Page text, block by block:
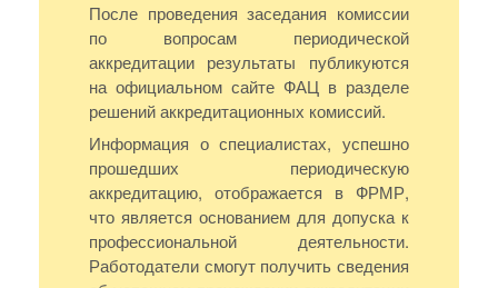
После проведения заседания комиссии
по вопросам периодической
аккредитации результаты публикуются
на официальном сайте ФАЦ в разделе
решений аккредитационных комиссий.
Информация о специалистах, успешно
прошедших периодическую
аккредитацию, отображается в ФРМР,
что является основанием для допуска к
профессиональной деятельности.
Работодатели смогут получить сведения